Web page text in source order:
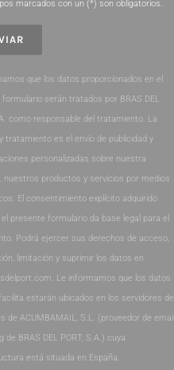
marcados con un (*) son obligatorios.
que los datos proporcionados en el
serán tratados por BRAS DEL
como responsable del tratamiento. La
tratamiento es el envío de publicidad y
personalizadas sobre nuestra
nuestros productos y servicios por medios
El consentimiento explícito adquirido
presente formulario da base legal para el
Podrá ejercer sus derechos de acceso,
limitación y suprimir los datos en
Le informamos que los datos
estarán ubicados en los servidores de
de ACUMBAMAIL, S.L. (proveedor de email
de BRAS DEL PORT, S.A.) cuya
está situada en España.